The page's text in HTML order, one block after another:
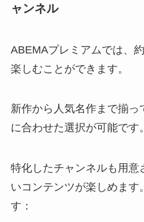
ャンネル
ABEMAプレミアムでは、
楽しむことができます。
新作から人気名作まで揃っ
に合わせた選択が可能です。
特化したチャンネルも用意
いコンテンツが楽しめます
す：